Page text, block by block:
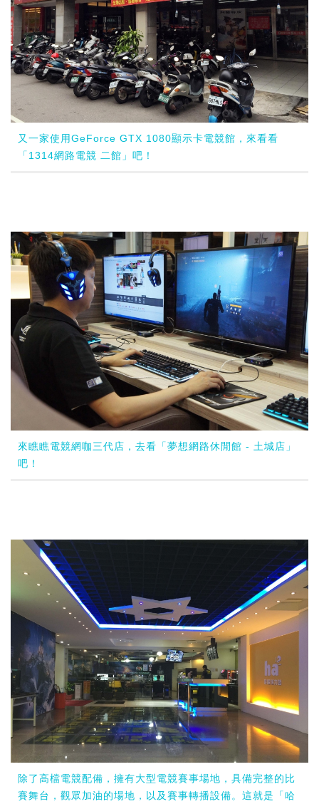
又一家使用GeForce GTX 1080顯示卡電競館，來看看
「1314網路電競 二館」吧！
來瞧瞧電競網咖三代店，去看「夢想網路休閒館 - 土城店」
吧！
除了高檔電競配備，擁有大型電競賽事場地，具備完整的比
賽舞台，觀眾加油的場地，以及賽事轉播設備。這就是「哈